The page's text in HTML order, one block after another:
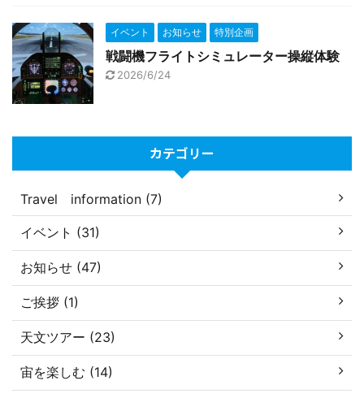
イベント お知らせ 特別企画
戦闘機フライトシミュレーター操縦体験
2026/6/24
カテゴリー
Travel information (7)
イベント (31)
お知らせ (47)
ご挨拶 (1)
天文ツアー (23)
宙を楽しむ (14)